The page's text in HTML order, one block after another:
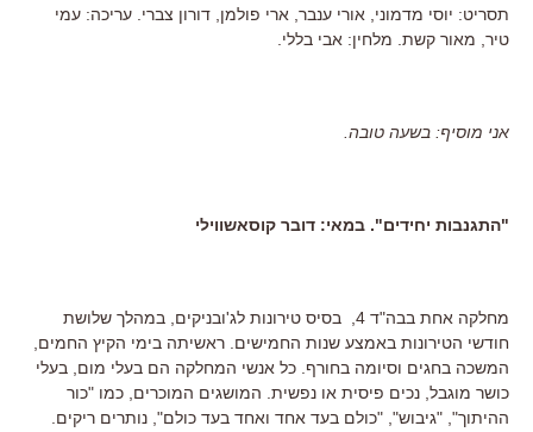
תסריט: יוסי מדמוני, אורי ענבר, ארי פולמן, דורון צברי. עריכה: עמי
טיר, מאור קשת. מלחין: אבי בללי.
אני מוסיף: בשעה טובה.
"התגנבות יחידים". במאי: דובר קוסאשווילי
מחלקה אחת בבה"ד 4, בסיס טירונות לג'ובניקים, במהלך שלושת
חודשי הטירונות באמצע שנות החמישים. ראשיתה בימי הקיץ החמים,
המשכה בחגים וסיומה בחורף. כל אנשי המחלקה הם בעלי מום, בעלי
כושר מוגבל, נכים פיסית או נפשית. המושגים המוכרים, כמו "כור
ההיתוך", "גיבוש", "כולם בעד אחד ואחד בעד כולם", נותרים ריקים.